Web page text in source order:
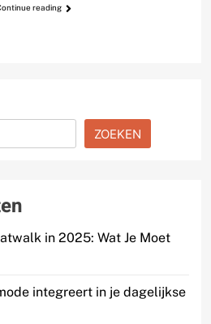
reading
ZOEKEN
in 2025: Wat Je Moet
integreert in je dagelijkse